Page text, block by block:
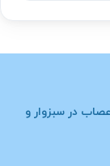
در سبزوار و